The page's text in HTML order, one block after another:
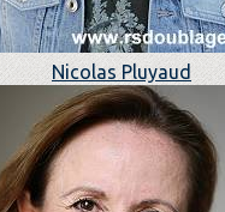
Nicolas Pluyaud